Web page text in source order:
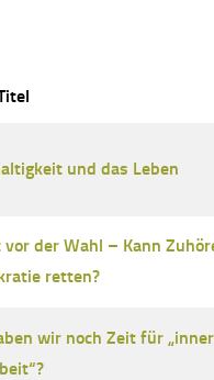
und das Leben
der Wahl – Kann
retten?
wir noch Zeit für